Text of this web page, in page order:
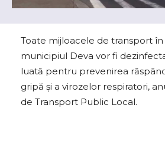
Toate mijloacele de transport
municipiul Deva vor fi
luată pentru prevenirea
gripă și a virozelor respiratori,
de Transport Public Local.